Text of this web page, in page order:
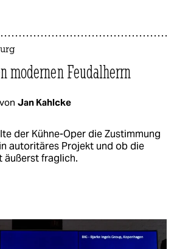
modernen Feudalherrn
Jan Kahlcke
der Kühne-Oper die Zustimmung
autoritäres Projekt und ob die
äußerst fraglich.